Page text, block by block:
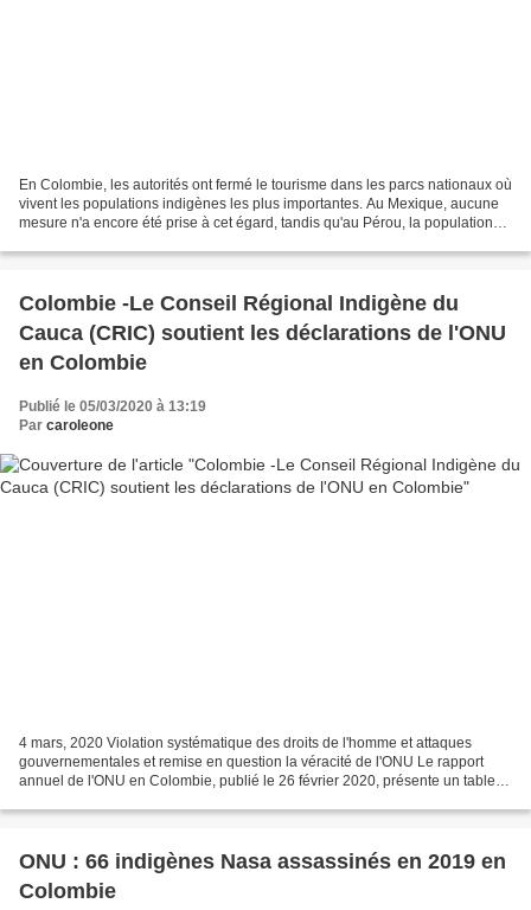
En Colombie, les autorités ont fermé le tourisme dans les parcs nationaux où
vivent les populations indigènes les plus importantes. Au Mexique, aucune
mesure n'a encore été prise à cet égard, tandis qu'au Pérou, la population
Colombie -Le Conseil Régional Indigène du
Cauca (CRIC) soutient les déclarations de l'ONU
en Colombie
Publié le 05/03/2020 à 13:19
Par caroleone
4 mars, 2020 Violation systématique des droits de l'homme et attaques
gouvernementales et remise en question la véracité de l'ONU Le rapport
annuel de l'ONU en Colombie, publié le 26 février 2020, présente un tableau
ONU : 66 indigènes Nasa assassinés en 2019 en
Colombie